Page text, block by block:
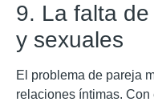
9. La falta
y sexuales
El problema de pareja
relaciones íntimas. Con